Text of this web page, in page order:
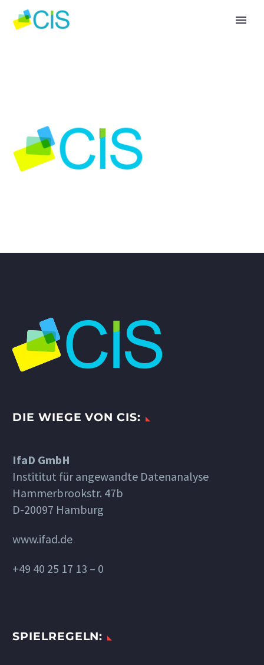
DIE WIEGE VON CIS:
IfaD GmbH
Instititut für angewandte Datenanalyse
Hammerbrookstr. 47b
D-20097 Hamburg
www.ifad.de
+49 40 25 17 13 – 0
SPIELREGELN: